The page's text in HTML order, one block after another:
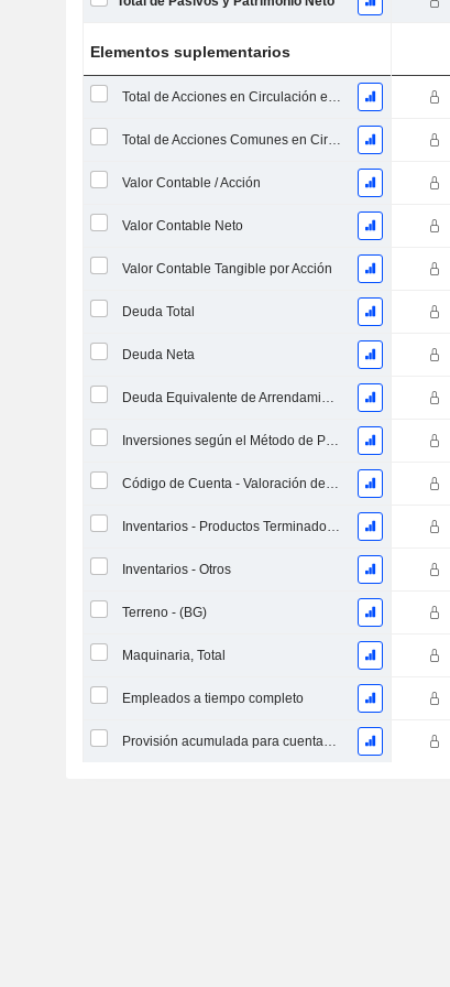
Elementos suplementarios
Total de Acciones en Circulación en la Fecha de Presentación
Total de Acciones Comunes en Circulación
Valor Contable / Acción
Valor Contable Neto
Valor Contable Tangible por Acción
Deuda Total
Deuda Neta
Deuda Equivalente de Arrendamientos Operativos
Inversiones según el Método de Participación, Total
Código de Cuenta - Valoración de Inventario
Inventarios - Productos Terminados, Total
Inventarios - Otros
Terreno - (BG)
Maquinaria, Total
Empleados a tiempo completo
Provisión acumulada para cuentas dudosas (Suplemento)